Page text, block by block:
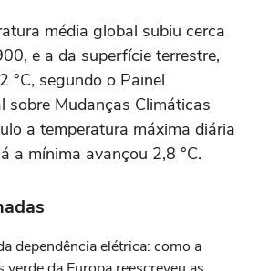
média global subiu cerca
e a da superfície terrestre,
°C, segundo o Painel
sobre Mudanças Climáticas
a temperatura máxima diária
a mínima avançou 2,8 °C.
dependência elétrica: como a